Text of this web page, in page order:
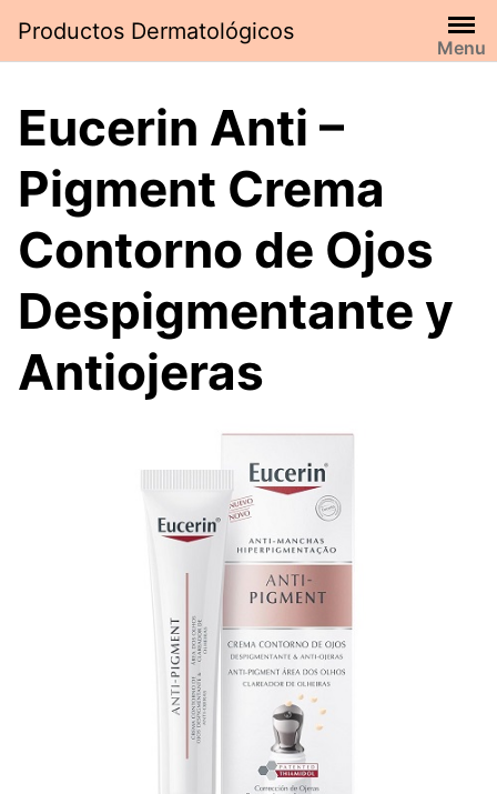
contenido
Productos Dermatológicos
Menu
Eucerin Anti –
Pigment Crema
Contorno de Ojos
Despigmentante y
Antiojeras